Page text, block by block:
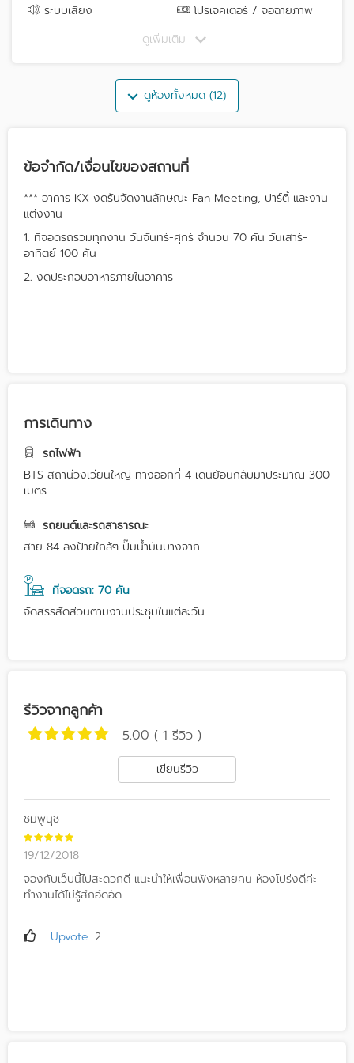
ระบบเสียง
โปรเจคเตอร์ / จอฉายภาพ
ดูเพิ่มเติม
ดูห้องทั้งหมด (12)
ข้อจำกัด/เงื่อนไขของสถานที่
*** อาคาร KX งดรับจัดงานลักษณะ Fan Meeting, ปาร์ตี้ และงาน
แต่งงาน
1. ที่จอดรถรวมทุกงาน วันจันทร์-ศุกร์ จำนวน 70 คัน วันเสาร์-
อาทิตย์ 100 คัน
2. งดประกอบอาหารภายในอาคาร
การเดินทาง
รถไฟฟ้า
BTS สถานีวงเวียนใหญ่ ทางออกที่ 4 เดินย้อนกลับมาประมาณ 300
เมตร
รถยนต์และรถสาธารณะ
สาย 84 ลงป้ายใกล้ๆ ปั๊มน้ำมันบางจาก
ที่จอดรถ: 70 คัน
จัดสรรสัดส่วนตามงานประชุมในแต่ละวัน
รีวิวจากลูกค้า
5.00 ( 1 รีวิว )
เขียนรีวิว
ชมพูนุช
19/12/2018
จองกับเว็บนี้ไปสะดวกดี แนะนำให้เพื่อนฟังหลายคน ห้องโปร่งดีค่ะ
ทำงานได้ไม่รู้สึกอึดอัด
Upvote 2